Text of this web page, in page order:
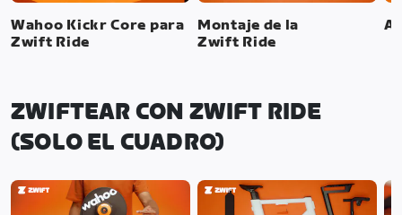
Wahoo Kickr Core para
Zwift Ride
Montaje de la
Zwift Ride
ZWIFTEAR CON ZWIFT RIDE
(SOLO EL CUADRO)